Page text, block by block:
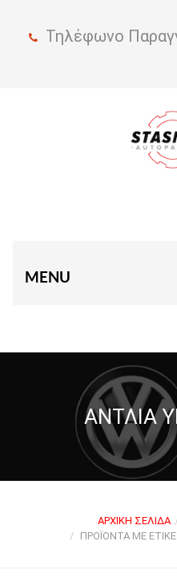
Τηλέφωνο
MENU
ΑΝΤΛΊΑ
ΑΡΧΙΚΉ ΣΕΛΊΔΑ
ΠΡΟΪΌΝΤΑ ΜΕ